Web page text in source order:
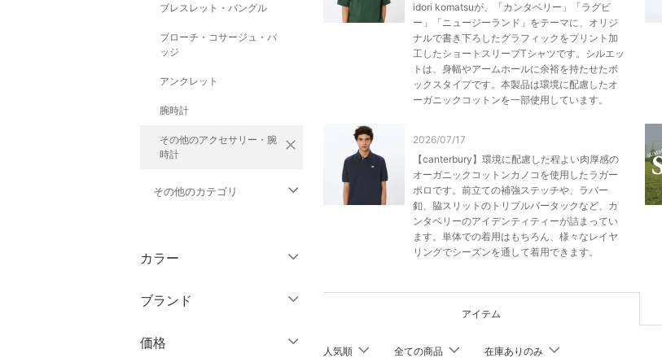
ブレスレット・バングル
ブローチ・コサージュ・バ
ッジ
アンクレット
腕時計
その他のアクセサリー・腕
時計
close
その他のカテゴリ
ジャケット・アウター
パンツ
オールインワン・オーバ
カラー
ブランド
価格
idori komatsuが、「カンタベリー」「ラグビ
ー」「ニュージーランド」をテーマに、オリジ
ナルで書き下ろしたグラフィックをプリント加
工したショートスリーブTシャツです。シルエッ
トは、身幅やアームホールに余裕を持たせたボ
ックスタイプです。本製品は環境に配慮したオ
ーガニックコットンを一部使用しています。
2026/07/17
【canterbury】環境に配慮した程よい肉厚感の
オーガニックコットンカノコを使用したラガー
ポロです。前立ての補強ステッチや、ラバー
釦、脇スリットのトリプルバータックなど、カ
ンタベリーのアイデンティティーが詰まってい
ます。単体での着用はもちろん、様々なレイヤ
リングでシーズンを通して着用できます。
アイテム
人気順 全ての商品 在庫ありのみ